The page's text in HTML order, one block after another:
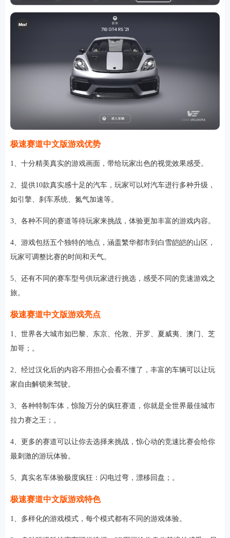
极速赛道中文版游戏优势
1、十分精美真实的游戏画面，带给玩家出色的视觉效果感受。
2、提供10款真实感十足的汽车，玩家可以对汽车进行多种升级，
如引擎、刹车系统、氮气加速等。
3、各种不同的赛道等待玩家来挑战，体验更加丰富的游戏内容。
4、游戏包括五个独特的地点，涵盖繁华都市到白雪皑皑的山区，
玩家可调整比赛的时间和天气。
5、还有不同的赛车型号供玩家进行挑选，感受不同的竞速游戏之
旅。
极速赛道中文版游戏亮点
1、世界各大城市如巴黎、东京、伦敦、开罗、夏威夷、澳门、芝
加哥；。
2、经过汉化后的内容不用担心会看不懂了，丰富的车辆可以让玩
家自由解锁来驾驶。
3、各种特制车体，惊险万分的疯狂赛道，你就是全世界最佳城市
拉力赛之王；。
4、更多的赛道可以让你去选择来挑战，惊心动的竞速比赛会给你
最刺激的游玩体验。
5、真实名车体验极度疯狂：闪电过弯，漂移回盘；。
极速赛道中文版游戏特色
1、多样化的游戏模式，每个模式都有不同的游戏体验。